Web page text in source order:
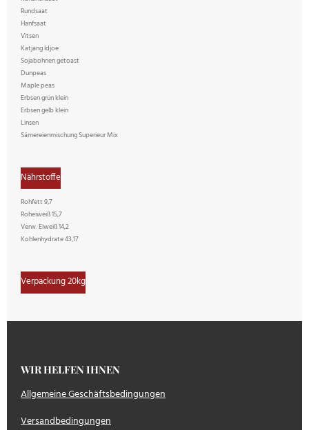
Rundsaat
Hanfsaat
Vitsen
Katjang Idjoe
Sojabohnen getoast
Dunpeas
Maple peas
Erbsen grün klein
Erbsen gelb klein
Linsen
Sämereienmischung Superieur Mix
Nährstoffe
Rohfett 9,7
Roheiweiß 15,7
Verw. Eiweiß 14,2
Kohlenhydrate 43,17
Verpackung 20kg
WIR HELFEN IHNEN
Allgemeine Geschäftsbedingungen
Versandbedingungen